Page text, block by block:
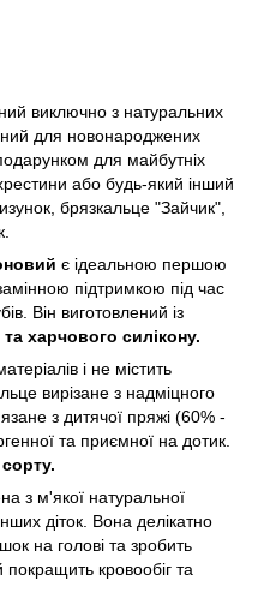
виключно з натуральних
для новонароджених
для майбутніх
або будь-який інший
брязкальце "Зайчик",
є ідеальною першою
підтримкою під час
Він виготовлений із
харчового силікону.
і не містить
вирізане з надміцного
з дитячої пряжі (60% -
та приємної на дотик.
​​з м'якої натуральної
діток. Вона делікатно
на голові та зробить
кровообіг та